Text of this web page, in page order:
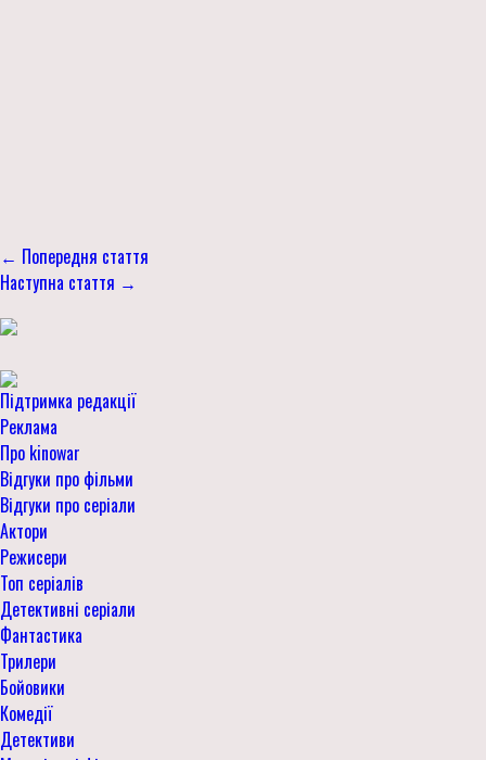
← Попередня стаття
Наступна стаття →
Підтримка редакції
Реклама
Про kinowar
Відгуки про фільми
Відгуки про серіали
Актори
Режисери
Топ серіалів
Детективні серіали
Фантастика
Трилери
Бойовики
Комедії
Детективи